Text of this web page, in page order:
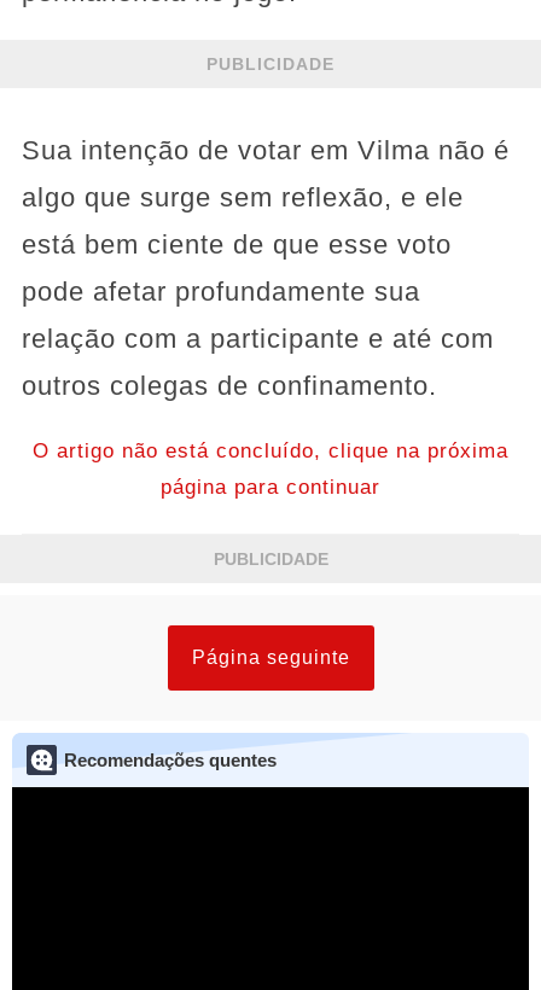
PUBLICIDADE
Sua intenção de votar em Vilma não é
algo que surge sem reflexão, e ele
está bem ciente de que esse voto
pode afetar profundamente sua
relação com a participante e até com
outros colegas de confinamento.
O artigo não está concluído, clique na próxima
página para continuar
PUBLICIDADE
Página seguinte
Recomendações quentes